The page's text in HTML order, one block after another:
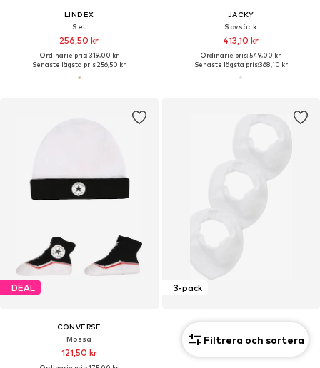
LINDEX
Set
256,50 kr
Ordinarie pris: 319,00 kr
Senaste lägsta pris:256,50 kr
JACKY
Sovsäck
413,10 kr
Ordinarie pris: 549,00 kr
Senaste lägsta pris:368,10 kr
DEAL
CONVERSE
Mössa
121,50 kr
3-pack
Haklapp
Filtrera och sortera